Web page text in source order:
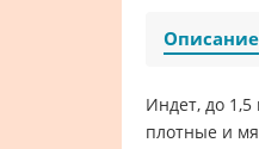
Описание
Индет, до
плотные и